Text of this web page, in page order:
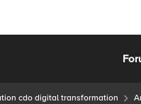
cdo digital transformation